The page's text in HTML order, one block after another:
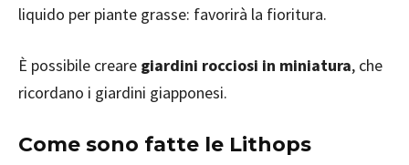
liquido per piante grasse: favorirà la fioritura.
È possibile creare giardini rocciosi in miniatura, che
ricordano i giardini giapponesi.
Come sono fatte le Lithops